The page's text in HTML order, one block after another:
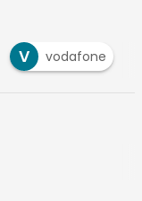
V vodafone